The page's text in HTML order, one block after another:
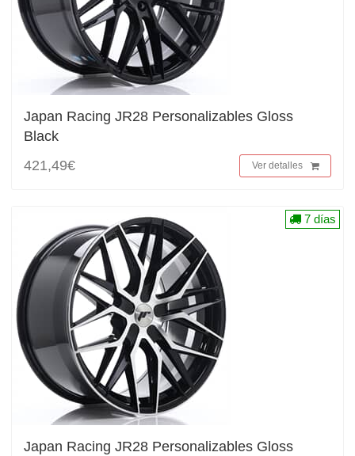
Japan Racing JR28 Personalizables Gloss
Black
421,49€
Ver detalles
Japan Racing JR28 Personalizables Gloss
7 días